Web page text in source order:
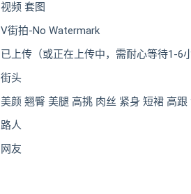
视频 套图
V街拍-No Watermark
已上传（或正在上传中，需耐心等待1-6小
街头
美颜 翘臀 美腿 高挑 肉丝 紧身 短裙 高跟
路人
网友